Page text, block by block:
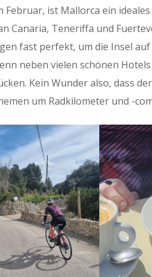
Februar, ist Mallorca ein
Canaria, Teneriffa und
fast perfekt, um die Insel
neben vielen schönen
Kein Wunder also, dass
um Radkilometer und -